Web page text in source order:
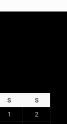
S
S
1
2